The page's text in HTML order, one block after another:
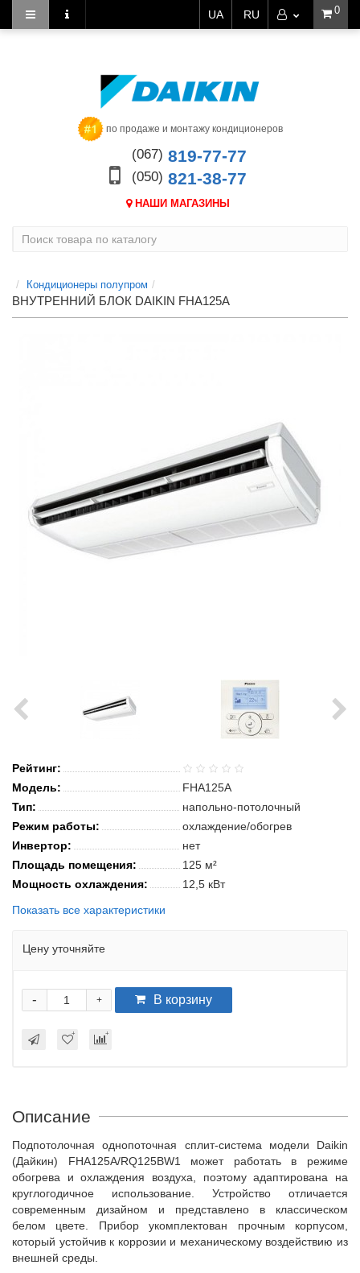
0
UA RU
по продаже и монтажу кондиционеров
(067) 819-77-77
(050) 821-38-77
НАШИ МАГАЗИНЫ
Кондиционеры полупром
ВНУТРЕННИЙ БЛОК DAIKIN FHA125A
Рейтинг:
Модель:
FHA125A
Тип:
напольно-потолочный
Режим работы:
охлаждение/обогрев
Инвертор:
нет
Площадь помещения:
125 м²
Мощность охлаждения:
12,5 кВт
Показать все характеристики
Цену уточняйте
+
- В корзину
Описание
Подпотолочная однопоточная сплит-система модели Daikin
(Дайкин) FHA125A/RQ125BW1 может работать в режиме
обогрева и охлаждения воздуха, поэтому адаптирована на
круглогодичное использование. Устройство отличается
современным дизайном и представлено в классическом
белом цвете. Прибор укомплектован прочным корпусом,
который устойчив к коррозии и механическому воздействию из
внешней среды.